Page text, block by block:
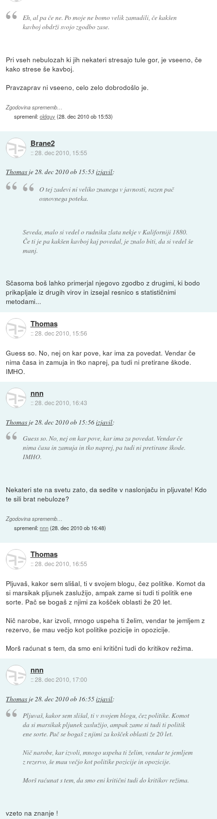
Eh, al pa če ne. Po moje ne bomo velik zamudili, če kakšen
kavboj obdrži svojo zgodbo zase.
Pri vseh nebulozah ki jih nekateri stresajo tule gor, je vseeno, če
kako strese še kavboj.
Pravzaprav ni vseeno, celo zelo dobrodošlo je.
Zgodovina sprememb…
spremenil:oldguy (28. dec 2010 ob 15:53)
Brane2
::28. dec 2010, 15:55
Thomas je28. dec 2010 ob 15:53izjavil:
O tej zadevi ni veliko znanega v javnosti, razen pač
osnovnega poteka.
Seveda, malo si vedel o rudniku zlata nekje v Kaliforniji 1880.
Če ti je pa kakšen kavboj kaj povedal, je znalo biti, da si vedel še
manj.
Sčasoma boš lahko primerjal njegovo zgodbo z drugimi, ki bodo
prikapljale iz drugih virov in izsejal resnico s statističnimi
metodami...
Thomas
::28. dec 2010, 15:56
Guess so. No, nej on kar pove, kar ima za povedat. Vendar če
nima časa in zamuja in tko naprej, pa tudi ni pretirane škode.
IMHO.
nnn
::28. dec 2010, 16:43
Thomas je 28. dec 2010 ob 15:56izjavil:
Guess so. No, nej on kar pove, kar ima za povedat. Vendar če
nima časa in zamuja in tko naprej, pa tudi ni pretirane škode.
IMHO.
Nekateri ste na svetu zato, da sedite v naslonjaču in pljuvate! Kdo
te sili brat nebuloze?
Zgodovina sprememb…
spremenil:nnn(28. dec 2010 ob 16:48)
Thomas
::28. dec 2010, 16:55
Pljuvaš, kakor sem slišal, ti v svojem blogu, čez politike. Komot da
si marsikak pljunek zaslužijo, ampak zame si tudi ti politik ene
sorte. Pač se bogaš z njimi za košček oblasti že 20 let.
Nič narobe, kar izvoli, mnogo uspeha ti želim, vendar te jemljem z
rezervo, še mau večjo kot politike pozicije in opozicije.
Morš raćunat s tem, da smo eni kritični tudi do kritikov režima.
nnn
::28. dec 2010, 17:00
Thomas je28. dec 2010 ob 16:55izjavil:
Pljuvaš, kakor sem slišal, ti v svojem blogu, čez politike. Komot
da si marsikak pljunek zaslužijo, ampak zame si tudi ti politik
ene sorte. Pač se bogaš z njimi za košček oblasti že 20 let.
Nič narobe, kar izvoli, mnogo uspeha ti želim, vendar te jemljem
z rezervo, še mau večjo kot politike pozicije in opozicije.
Morš raćunat s tem, da smo eni kritični tudi do kritikov režima.
vzeto na znanje !